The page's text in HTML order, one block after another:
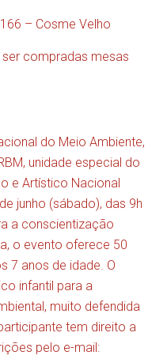
– Cosme Velho
compradas mesas
do Meio Ambiente,
unidade especial do
e Artístico Nacional
junho (sábado), das 9h
a conscientização
o evento oferece 50
7 anos de idade. O
infantil para a
muito defendida
tem direito a
pelo e-mail: